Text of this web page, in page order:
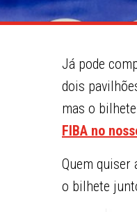
Já pode
dois
mas o
FIBA no
Quem quiser
o bilhete